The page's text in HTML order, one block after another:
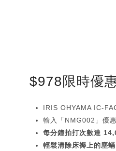
$978限時優
IRIS OHYAMA IC-
輸入「NMG002」優
每分鐘拍打次數達
輕鬆清除床褥上的塵